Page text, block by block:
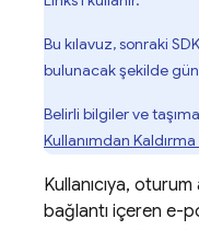
Bu kılavuz, sonraki
bulunacak şekilde
Belirli bilgiler ve
Kullanımdan Kaldırma
Kullanıcıya,
bağlantı içeren e-